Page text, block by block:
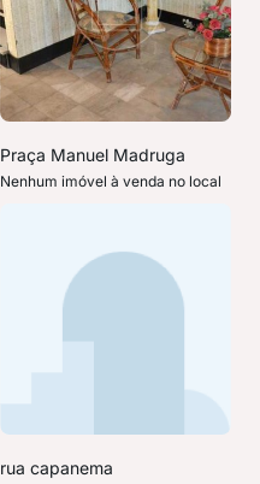
Praça Manuel Madruga
Nenhum imóvel à venda no local
rua capanema